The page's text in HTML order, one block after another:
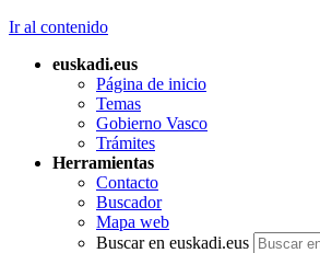
Ir al contenido
euskadi.eus
Página de inicio
Temas
Gobierno Vasco
Trámites
Herramientas
Contacto
Buscador
Mapa web
Buscar en euskadi.eus